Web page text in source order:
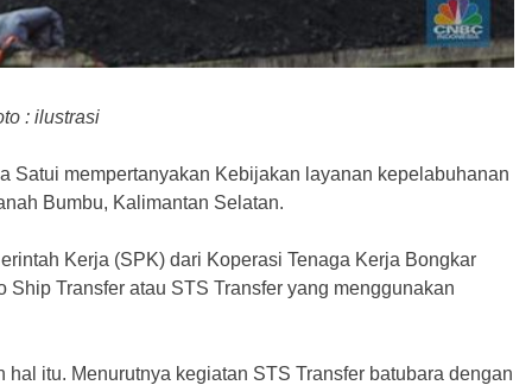
: ilustrasi
Satui mempertanyakan Kebijakan layanan kepelabuhanan
Bumbu, Kalimantan Selatan.
Kerja (SPK) dari Koperasi Tenaga Kerja Bongkar
Transfer atau STS Transfer yang menggunakan
itu. Menurutnya kegiatan STS Transfer batubara dengan